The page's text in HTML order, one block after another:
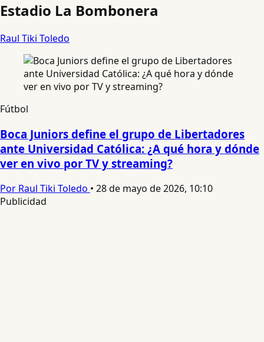
Estadio La Bombonera
Raul Tiki Toledo
Fútbol
Boca Juniors define el grupo de Libertadores
ante Universidad Católica: ¿A qué hora y dónde
ver en vivo por TV y streaming?
Por Raul Tiki Toledo • 28 de mayo de 2026, 10:10
Publicidad